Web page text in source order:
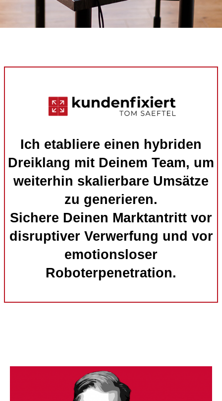
Ich etabliere einen hybriden
Dreiklang mit Deinem Team, um
weiterhin skalierbare Umsätze
zu generieren.
Sichere Deinen Marktantritt vor
disruptiver Verwerfung und vor
emotionsloser
Roboterpenetration.